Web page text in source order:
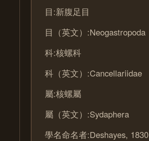
目:新腹足目
目（英文）:Neogastropoda
科:核螺科
科（英文）:Cancellariidae
屬:核螺屬
屬（英文）:Sydaphera
學名命名者:Deshayes, 1830